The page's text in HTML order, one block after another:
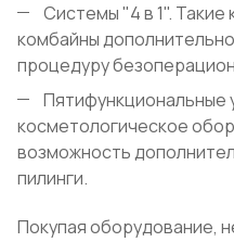
Системы "4 в 1".
комбайны
процедуру
Пятифункциональные
косметологическое
возможность
пилинги.
Покупая оборудование,